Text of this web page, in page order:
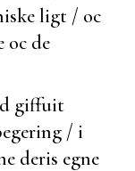
ligt / oc
oc de
giffuit
/ i
deris egne